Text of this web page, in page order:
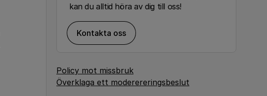
kan du alltid höra av dig till oss!
Kontakta oss
Policy mot missbruk
Överklaga ett moderereringsbeslut